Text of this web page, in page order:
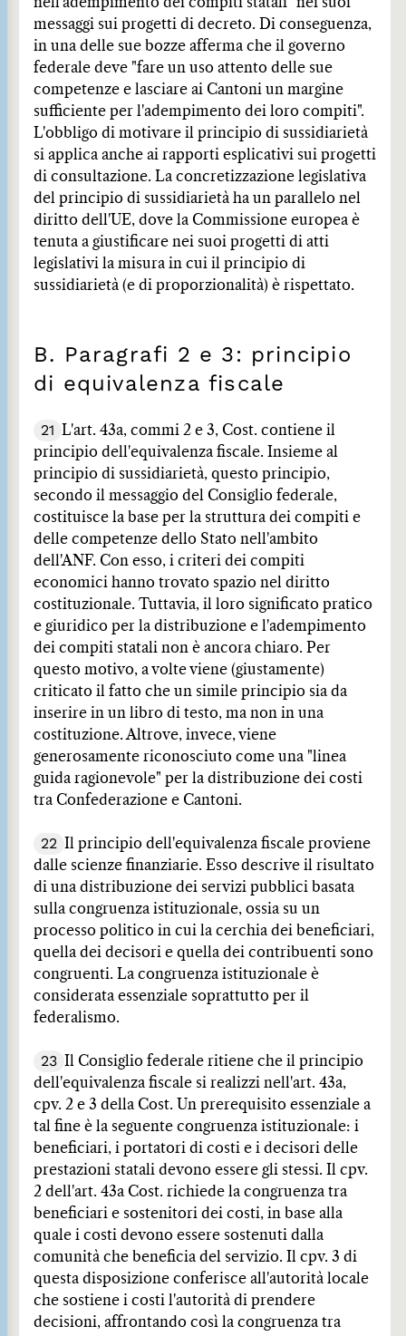
messaggi sui progetti di decreto. Di conseguenza,
in una delle sue bozze afferma che il governo
federale deve "fare un uso attento delle sue
competenze e lasciare ai Cantoni un margine
sufficiente per l'adempimento dei loro compiti".
L'obbligo di motivare il principio di sussidiarietà
si applica anche ai rapporti esplicativi sui progetti
di consultazione. La concretizzazione legislativa
del principio di sussidiarietà ha un parallelo nel
diritto dell'UE, dove la Commissione europea è
tenuta a giustificare nei suoi progetti di atti
legislativi la misura in cui il principio di
sussidiarietà (e di proporzionalità) è rispettato.
B. Paragrafi 2 e 3: principio
di equivalenza fiscale
21
L'art. 43a, commi 2 e 3, Cost. contiene il
principio dell'equivalenza fiscale. Insieme al
principio di sussidiarietà, questo principio,
secondo il messaggio del Consiglio federale,
costituisce la base per la struttura dei compiti e
delle competenze dello Stato nell'ambito
dell'ANF. Con esso, i criteri dei compiti
economici hanno trovato spazio nel diritto
costituzionale. Tuttavia, il loro significato pratico
e giuridico per la distribuzione e l'adempimento
dei compiti statali non è ancora chiaro. Per
questo motivo, a volte viene (giustamente)
criticato il fatto che un simile principio sia da
inserire in un libro di testo, ma non in una
costituzione. Altrove, invece, viene
generosamente riconosciuto come una "linea
guida ragionevole" per la distribuzione dei costi
tra Confederazione e Cantoni.
22 Il principio dell'equivalenza fiscale proviene
dalle scienze finanziarie. Esso descrive il risultato
di una distribuzione dei servizi pubblici basata
sulla congruenza istituzionale, ossia su un
processo politico in cui la cerchia dei beneficiari,
quella dei decisori e quella dei contribuenti sono
congruenti. La congruenza istituzionale è
considerata essenziale soprattutto per il
federalismo.
23 Il Consiglio federale ritiene che il principio
dell'equivalenza fiscale si realizzi nell'art. 43a,
cpv. 2 e 3 della Cost. Un prerequisito essenziale a
tal fine è la seguente congruenza istituzionale: i
beneficiari, i portatori di costi e i decisori delle
prestazioni statali devono essere gli stessi. Il cpv.
2 dell'art. 43a Cost. richiede la congruenza tra
beneficiari e sostenitori dei costi, in base alla
quale i costi devono essere sostenuti dalla
comunità che beneficia del servizio. Il cpv. 3 di
questa disposizione conferisce all'autorità locale
che sostiene i costi l'autorità di prendere
decisioni, affrontando così la congruenza tra